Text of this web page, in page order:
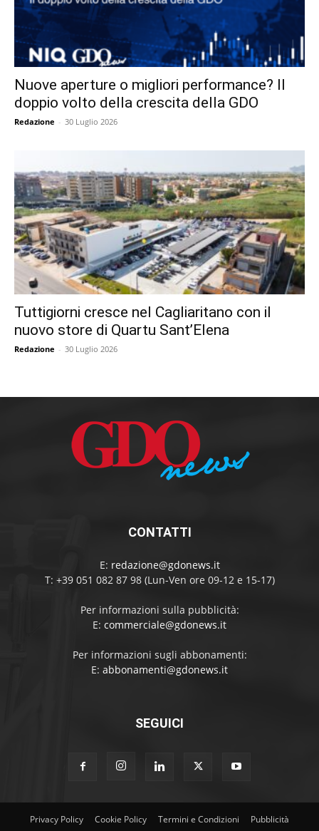
Nuove aperture o migliori performance? Il
doppio volto della crescita della GDO
Redazione - 30 Luglio 2026
Tuttigiorni cresce nel Cagliaritano con il
nuovo store di Quartu Sant’Elena
Redazione - 30 Luglio 2026
CONTATTI
E: redazione@gdonews.it
T: +39 051 082 87 98 (Lun-Ven ore 09-12 e 15-17)
Per informazioni sulla pubblicità:
E: commerciale@gdonews.it
Per informazioni sugli abbonamenti:
E: abbonamenti@gdonews.it
SEGUICI
Privacy Policy Cookie Policy Termini e Condizioni Pubblicità